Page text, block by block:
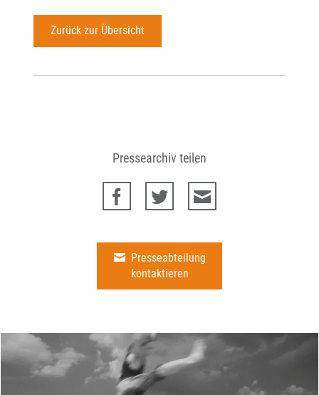
Zurück zur Übersicht
Pressearchiv teilen
Presseabteilung
kontaktieren